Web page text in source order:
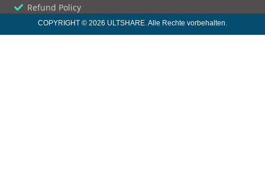
Refund Policy
COPYRIGHT © 2026 ULTSHARE. Alle Rechte vorbehalten.